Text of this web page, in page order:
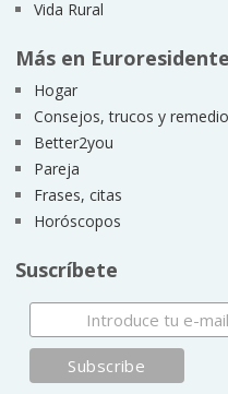
Vida Rural
Más en
Hogar
Consejos, trucos y
Better2you
Pareja
Frases, citas
Horóscopos
Suscríbete